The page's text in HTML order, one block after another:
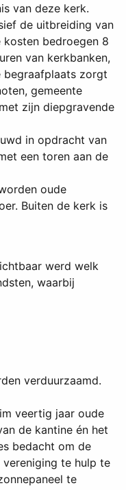
van deze kerk.
de uitbreiding van
bedroegen 8
van kerkbanken,
begraafplaats zorgt
gemeente
zijn diepgravende
in opdracht van
een toren aan de
oude
Buiten de kerk is
werd welk
waarbij
verduurzaamd.
veertig jaar oude
de kantine én het
bedacht om de
te hulp te
te